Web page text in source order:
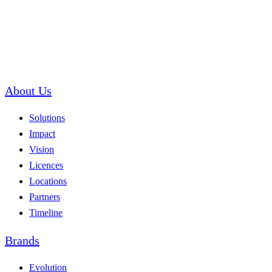
About Us
Solutions
Impact
Vision
Licences
Locations
Partners
Timeline
Brands
Evolution